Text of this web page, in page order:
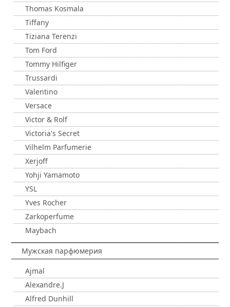
Thomas Kosmala
Tiffany
Tiziana Terenzi
Tom Ford
Tommy Hilfiger
Trussardi
Valentino
Versace
Victor & Rolf
Victoria's Secret
Vilhelm Parfumerie
Xerjoff
Yohji Yamamoto
YSL
Yves Rocher
Zarkoperfume
Maybach
Мужская парфюмерия
Ajmal
Alexandre.J
Alfred Dunhill